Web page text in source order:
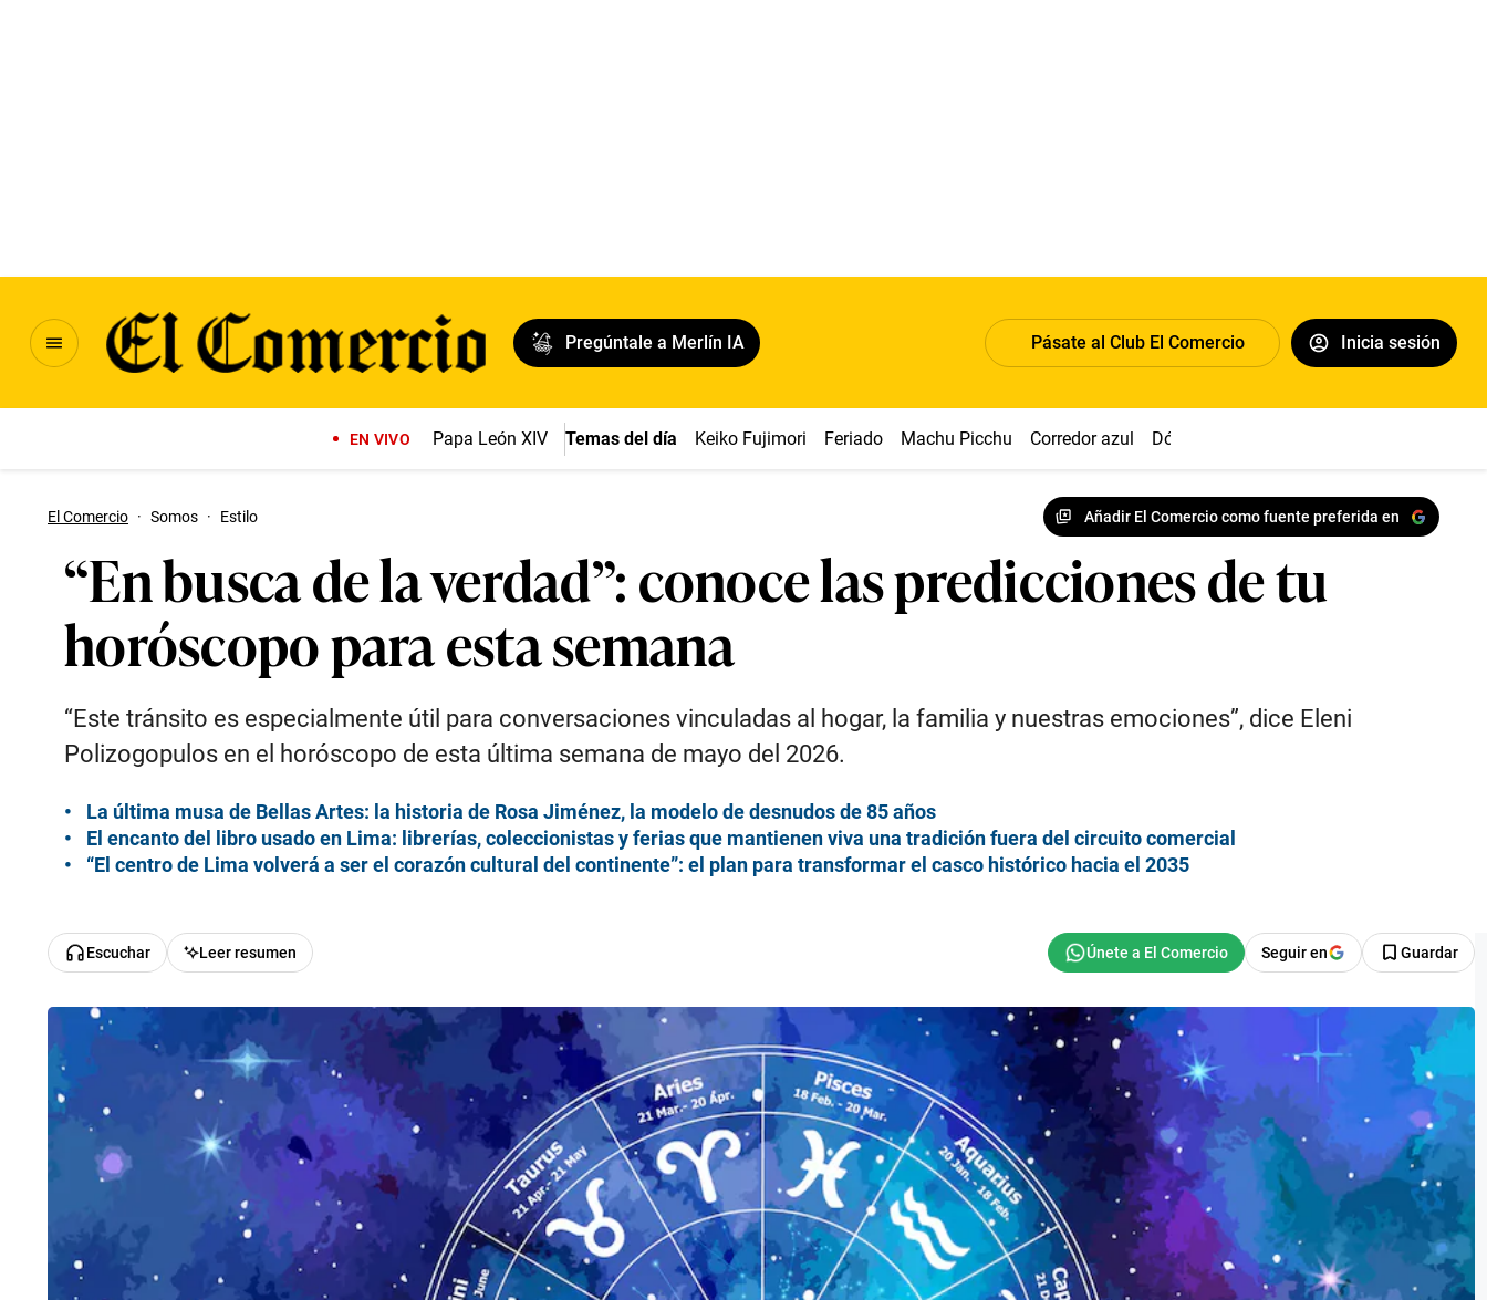
Pregúntale a Merlín IA Pásate al Club El Comercio Inicia sesión
EN VIVO Papa León XIV Temas del día Keiko Fujimori Feriado Machu Picchu Corredor azul Dólar
El Comercio · Somos · Estilo Añadir El Comercio como fuente preferida en
“En busca de la verdad”: conoce las predicciones de tu
horóscopo para esta semana
“Este tránsito es especialmente útil para conversaciones vinculadas al hogar, la familia y nuestras emociones”, dice Eleni
Polizogopulos en el horóscopo de esta última semana de mayo del 2026.
La última musa de Bellas Artes: la historia de Rosa Jiménez, la modelo de desnudos de 85 años
El encanto del libro usado en Lima: librerías, coleccionistas y ferias que mantienen viva una tradición fuera del circuito comercial
“El centro de Lima volverá a ser el corazón cultural del continente”: el plan para transformar el casco histórico hacia el 2035
Escuchar Leer resumen Seguir en Guardar